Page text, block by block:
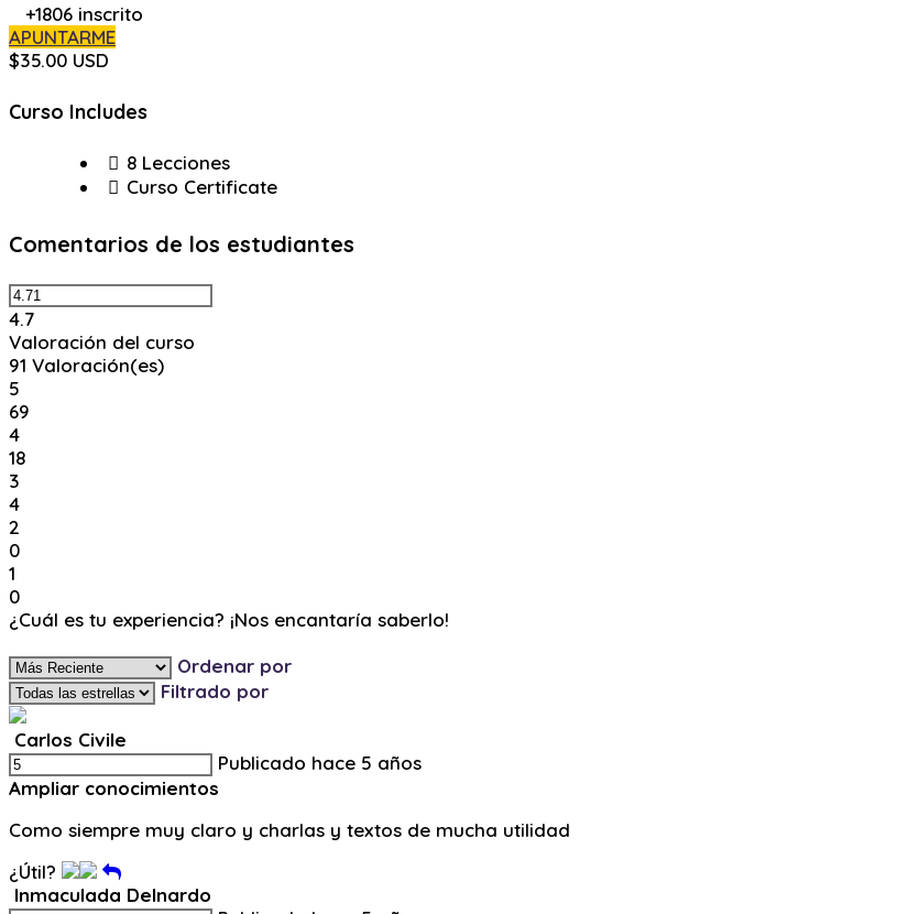
+1806 inscrito
APUNTARME
$35.00 USD
Curso Includes
8 Lecciones
Curso Certificate
Comentarios de los estudiantes
4.7
Valoración del curso
91 Valoración(es)
5
69
4
18
3
4
2
0
1
0
¿Cuál es tu experiencia? ¡Nos encantaría saberlo!
Ordenar por
Filtrado por
Carlos Civile
Publicado hace 5 años
Ampliar conocimientos
Como siempre muy claro y charlas y textos de mucha utilidad
¿Útil?
Inmaculada Delnardo